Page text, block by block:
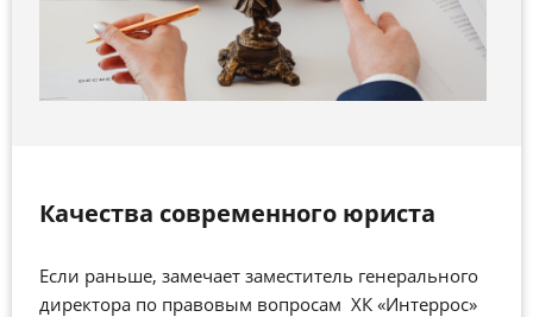
Качества современного юриста
Если раньше, замечает заместитель генерального
директора по правовым вопросам ХК «Интеррос»